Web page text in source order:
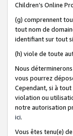
Children’s Online
(g) comprennent
tout nom de
identifiant sur tout
(h) viole de toute
Nous
vous pourrez
Cependant, si à
violation ou
notre autorisation
ici.
Vous êtes tenu(e)